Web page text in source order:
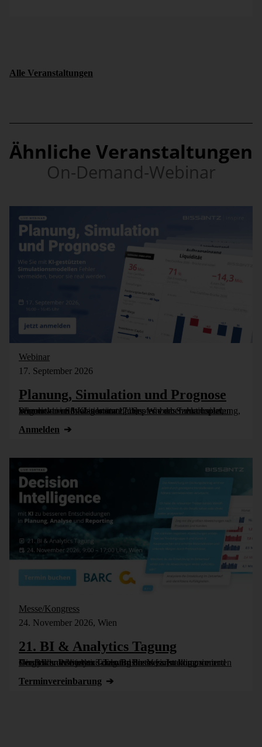
Alle Veranstaltungen
Ähnliche Veranstaltungen
On-Demand-Webinar
Webinar
17. September 2026
Planung, Simulation und Prognose
Wer nicht weiß, was kommt, muss es vorher durchspielen können – in Simulationsmodellen. Wie das funktioniert, zeigen wir im Webinar am 17. September: Szenarioplanung, Simulation und KI-gestützte [...]
Anmelden
Messe/Kongress
24. November 2026, Wien
21. BI & Analytics Tagung
Die BI- und Analytics-Tagung bietet einen komprimierten Vergleich der besten Tools für Business Intelligence und Analytics. Wie jedes Jahr wird die Veranstaltung vom Controller Institut und dem Business [...]
Termin­vereinbarung